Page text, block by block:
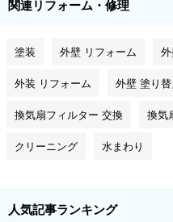
関連リフォーム・修理
塗装 外壁 リフォーム
外装 リフォーム 外壁 塗り替
換気扇フィルター 交換 換気
クリーニング 水まわり
人気記事ランキング